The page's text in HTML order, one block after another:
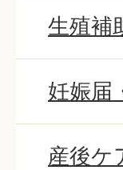
生殖補
妊娠届
産後ケ